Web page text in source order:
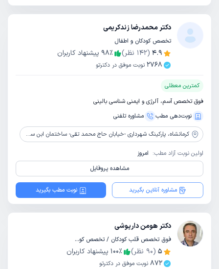
دکتر محمدرضا زندکریمی
تخصص کودکان و اطفال
4.9
(
142 نظر) 98٪
پیشنهاد کاربران
2768 نوبت موفق در دکترتو
کمترین معطلی
فوق تخصص آسم، آلرژی و ایمنی شناسی بالینی
نوبت‌دهی مطب
مشاوره‌ تلفنی
کرمانشاه، پارکینگ شهرداری -خیابان حاج محمد تقی- ساختمان ابن سینا -طبقه دوم
اولین نوبت آزاد مطب: امروز
مشاهده پروفایل
مشاوره آنلاین بگیرید نوبت مطب بگیرید
دکتر هومن داریوشی
فوق تخصص قلب کودکان / تخصص کودکان و اطفال
5
(
90 نظر) 100٪
پیشنهاد کاربران
872 نوبت موفق در دکترتو